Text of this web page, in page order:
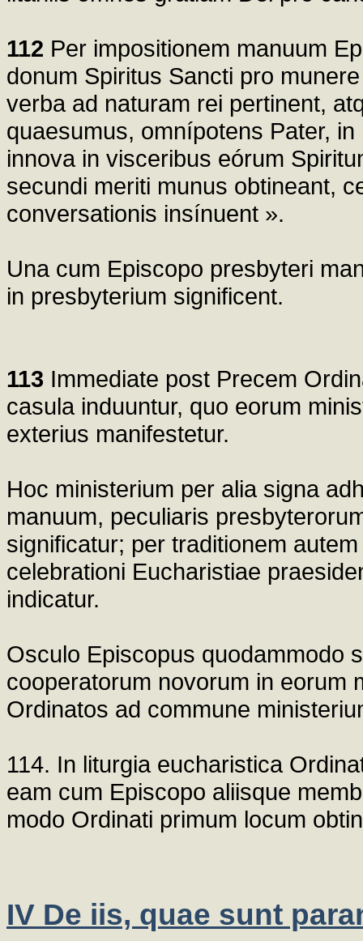
112 Per impositionem manuum
donum Spiritus Sancti pro
verba ad naturam rei pertinent,
quaesumus, omnípotens Pater,
innova in visceribus eórum
secundi meriti munus obtineant,
conversationis insínuent ».
Una cum Episcopo presbyteri
in presbyterium significent.
113 Immediate post Precem
casula induuntur, quo eorum
exterius manifestetur.
Hoc ministerium per alia signa
manuum, peculiaris
significatur; per traditionem
celebrationi Eucharistiae
indicatur.
Osculo Episcopus quodammodo
cooperatorum novorum in eorum
Ordinatos ad commune
114. In liturgia eucharistica
eam cum Episcopo aliisque
modo Ordinati primum locum
IV De iis, quae sunt